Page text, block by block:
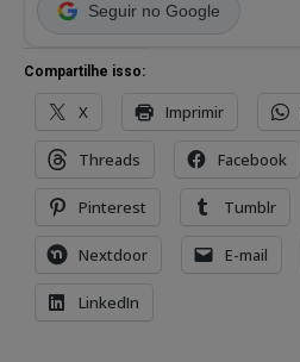
Seguir no Google
Compartilhe isso:
X Imprimir
Threads Facebook
Pinterest Tumblr
Nextdoor E-mail
LinkedIn